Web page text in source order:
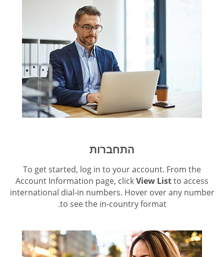
התחברות
To get started, log in to your account. From the
Account Information page, clickView Listto access
international dial-in numbers. Hover over any number
to see the in-country format.